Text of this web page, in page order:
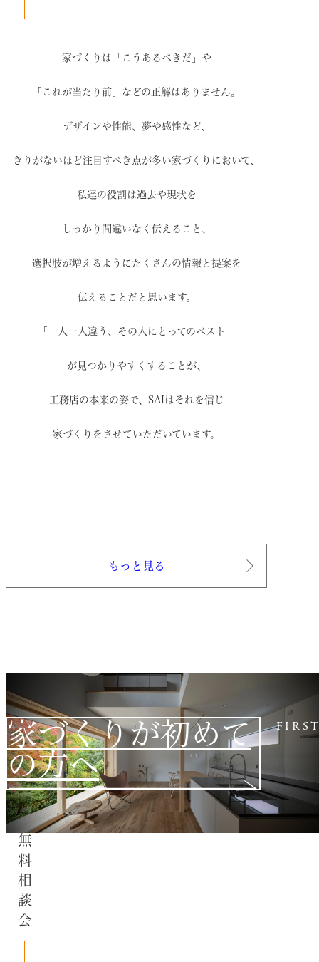
家づくりは「こうあるべきだ」や
「これが当たり前」などの正解はありません。
デザインや性能、夢や感性など、
きりがないほど注目すべき点が多い家づくりにおいて、
私達の役割は過去や現状を
しっかり間違いなく伝えること、
選択肢が増えるように たくさんの情報と提案を
伝えることだと思います。
「一人一人違う、その人にとってのベスト」
が見つかりやすくすることが、
工務店の本来の姿で、 SAIはそれを信じ
家づくりをさせていただいています。
もっと見る
家づくりが初めて
の方へ
無料相談会